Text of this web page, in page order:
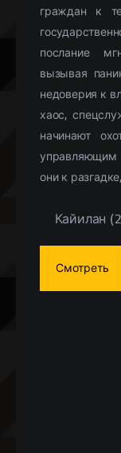
граждан к
послание
вызывая
недоверия к
хаос,
начинают
они к
Кайилан
Смотреть